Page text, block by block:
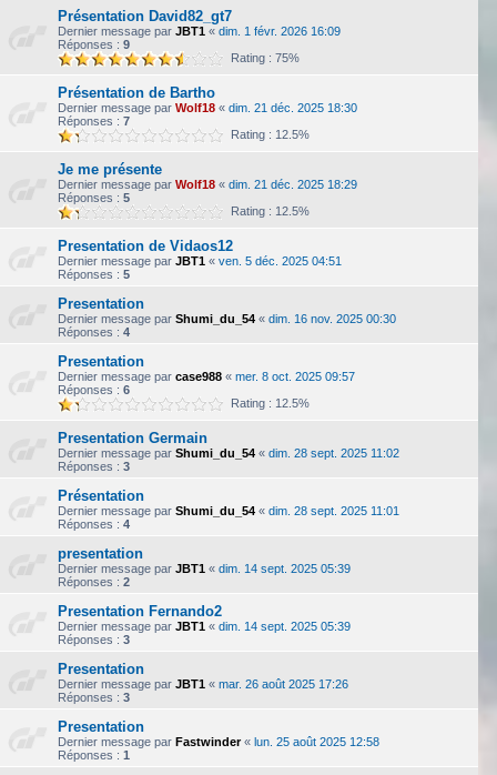
Présentation David82_gt7
Dernier message par JBT1 « dim. 1 févr. 2026 16:09
Réponses : 9
Rating : 75%
Présentation de Bartho
Dernier message par Wolf18 « dim. 21 déc. 2025 18:30
Réponses : 7
Rating : 12.5%
Je me présente
Dernier message par Wolf18 « dim. 21 déc. 2025 18:29
Réponses : 5
Rating : 12.5%
Presentation de Vidaos12
Dernier message par JBT1 « ven. 5 déc. 2025 04:51
Réponses : 5
Presentation
Dernier message par Shumi_du_54 « dim. 16 nov. 2025 00:30
Réponses : 4
Presentation
Dernier message par case988 « mer. 8 oct. 2025 09:57
Réponses : 6
Rating : 12.5%
Presentation Germain
Dernier message par Shumi_du_54 « dim. 28 sept. 2025 11:02
Réponses : 3
Présentation
Dernier message par Shumi_du_54 « dim. 28 sept. 2025 11:01
Réponses : 4
presentation
Dernier message par JBT1 « dim. 14 sept. 2025 05:39
Réponses : 2
Presentation Fernando2
Dernier message par JBT1 « dim. 14 sept. 2025 05:39
Réponses : 3
Presentation
Dernier message par JBT1 « mar. 26 août 2025 17:26
Réponses : 3
Presentation
Dernier message par Fastwinder« lun. 25 août 2025 12:58
Réponses : 1